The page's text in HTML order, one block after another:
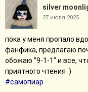
silver
27 июля 2025
пока у меня пропало
фанфика, предлагаю
обожаю "9-1-1" и все,
приятного чтения :)
#самопиар